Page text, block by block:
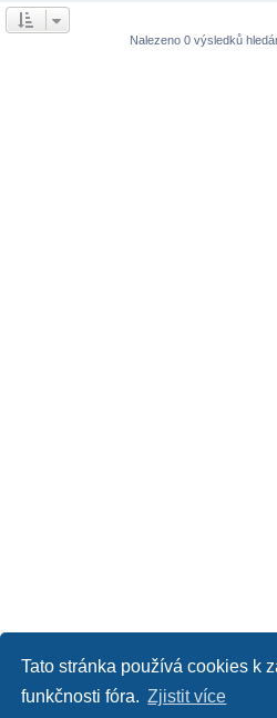
Tato stránka používá cookies k
funkčnosti fóra. Zjistit více
Nalezeno 0 výsledků
Web Obsah fóra